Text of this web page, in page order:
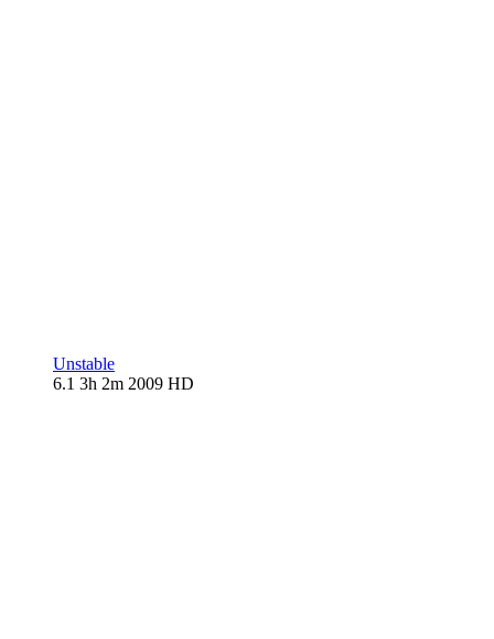
Unstable
6.1 3h 2m 2009 HD